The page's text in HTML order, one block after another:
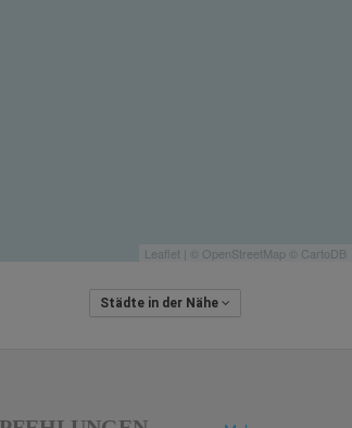
Leaflet OpenStreetMap CartoDB
Städte in der Nähe